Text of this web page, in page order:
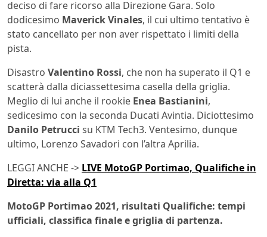
deciso di fare ricorso alla Direzione Gara. Solo
dodicesimo Maverick Vinales, il cui ultimo tentativo è
stato cancellato per non aver rispettato i limiti della
pista.
Disastro Valentino Rossi, che non ha superato il Q1 e
scatterà dalla diciassettesima casella della griglia.
Meglio di lui anche il rookie Enea Bastianini,
sedicesimo con la seconda Ducati Avintia. Diciottesimo
Danilo Petrucci su KTM Tech3. Ventesimo, dunque
ultimo, Lorenzo Savadori con l’altra Aprilia.
LEGGI ANCHE -> LIVE MotoGP Portimao, Qualifiche in
Diretta: via alla Q1
MotoGP Portimao 2021, risultati Qualifiche: tempi
ufficiali, classifica finale e griglia di partenza.